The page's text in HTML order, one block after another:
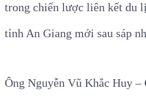
trong chiến lược liên kết du
tỉnh An Giang mới sau sáp
Ông Nguyễn Vũ Khắc Huy